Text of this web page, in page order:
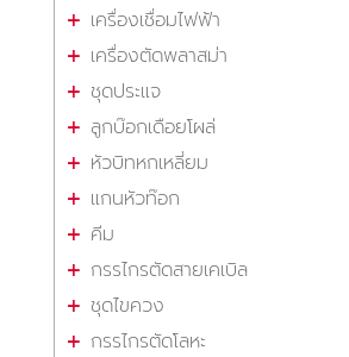
เครื่องเชื่อมไฟฟ้า
เครื่องตัดพลาสม่า
ชุดประแจ
ลูกบ๊อกเดือยโผล่
หัวบิทหกเหลี่ยม
แกนหัวท๊อก
คีม
กรรไกรตัดสายเคเบิล
ชุดไขควง
กรรไกรตัดโลหะ